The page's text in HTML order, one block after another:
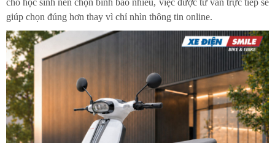
cho học sinh nên chọn bình bao nhiêu, việc được tư vấn trực tiếp sẽ
giúp chọn đúng hơn thay vì chỉ nhìn thông tin online.